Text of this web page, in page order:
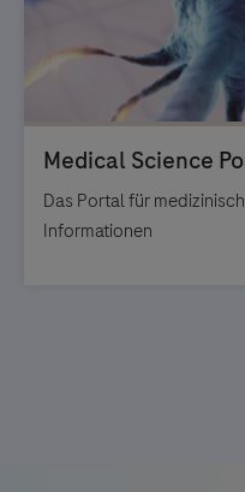
Das Portal für
Informationen